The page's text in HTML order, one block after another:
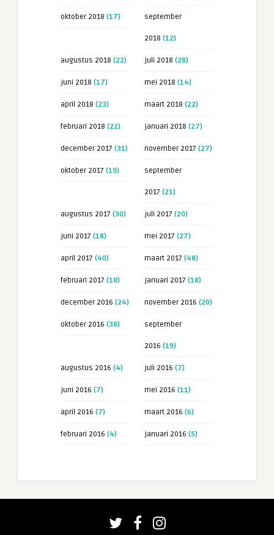
oktober 2018 (17) september
2018 (12)
augustus 2018 (22) juli 2018 (28)
juni 2018 (17) mei 2018 (14)
april 2018 (23) maart 2018 (22)
februari 2018 (22) januari 2018 (27)
december 2017 (31) november 2017 (27)
oktober 2017 (19) september
2017 (21)
augustus 2017 (30) juli 2017 (20)
juni 2017 (18) mei 2017 (27)
april 2017 (40) maart 2017 (48)
februari 2017 (18) januari 2017 (18)
december 2016 (24) november 2016 (20)
oktober 2016 (38) september
2016 (19)
augustus 2016 (4) juli 2016 (7)
juni 2016 (7) mei 2016 (11)
april 2016 (7) maart 2016 (6)
februari 2016 (4) januari 2016 (5)